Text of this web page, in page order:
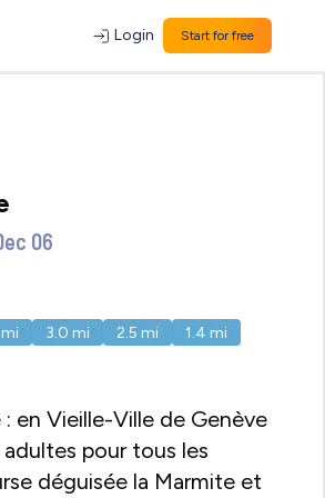
Login Start for free
06
mi 3.0 mi 2.5 mi 1.4 mi
en Vieille-Ville de Genève
pour tous les
déguisée la Marmite et